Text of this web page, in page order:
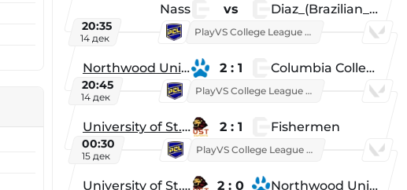
Nass vs Diaz_(Brazilian_Player)
20:35
14 дек
PlayVS College League 2025: Fall
Northwood University 2 : 1 Columbia College
20:45
14 дек
PlayVS College League 2025: Fall
University of St. Thomas 2 : 1 Fishermen
00:30
15 дек
PlayVS College League 2025: Fall
University of St. Thomas 2 : 0 Northwood University